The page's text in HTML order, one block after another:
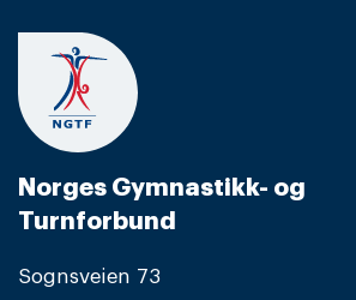
Norges Gymnastikk- og
Turnforbund
Sognsveien 73